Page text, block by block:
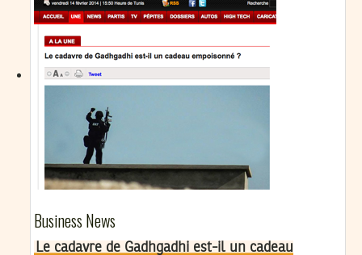
Business News
Le cadavre de Gadhgadhi est-il un cadeau